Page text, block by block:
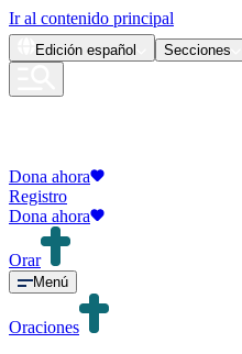
Ir al contenido principal
Edición español Secciones
Dona ahora
Registro
Dona ahora
Orar
Menú
Oraciones